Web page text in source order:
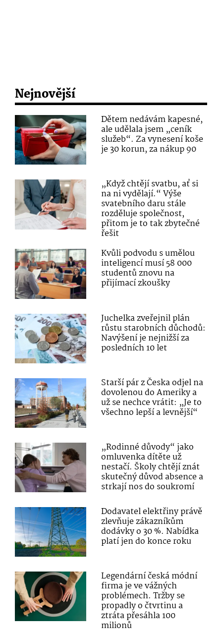
Nejnovější
Dětem nedávám kapesné,
ale udělala jsem „ceník
služeb“. Za vynesení koše
je 30 korun, za nákup 90
„Když chtějí svatbu, ať si
na ni vydělají.“ Výše
svatebního daru stále
rozděluje společnost,
přitom je to tak zbytečné
řešit
Kvůli podvodu s umělou
inteligencí musí 58 000
studentů znovu na
přijímací zkoušky
Juchelka zveřejnil plán
růstu starobních důchodů:
Navýšení je nejnižší za
posledních 10 let
Starší pár z Česka odjel na
dovolenou do Ameriky a
už se nechce vrátit: „Je to
všechno lepší a levnější“
„Rodinné důvody“ jako
omluvenka dítěte už
nestačí. Školy chtějí znát
skutečný důvod absence a
strkají nos do soukromí
Dodavatel elektřiny právě
zlevňuje zákazníkům
dodávky o 30 %. Nabídka
platí jen do konce roku
Legendární česká módní
firma je ve vážných
problémech. Tržby se
propadly o čtvrtinu a
ztráta přesáhla 100
milionů